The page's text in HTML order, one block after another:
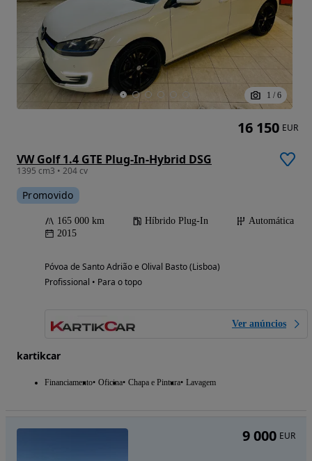
1 / 6
VW Golf 1.4 GTE Plug-In-Hybrid DSG
1395 cm3 • 204 cv
Promovido
165 000 km Híbrido Plug-In
Automática
2015
Póvoa de Santo Adrião e Olival Basto (Lisboa)
Profissional • Para o topo
Ver anúncios
kartikcar
Financiamento Oficina Chapa e Pintura Lavagem
16 150 EUR
9 000 EUR